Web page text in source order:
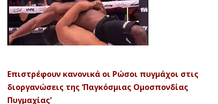
Επιστρέφουν κανονικά οι Ρώσοι πυγμάχοι στις
διοργανώσεις της ‘Παγκόσμιας Ομοσπονδίας
Πυγμαχίας’